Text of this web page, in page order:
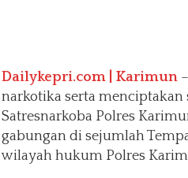
Dailykepri.com | Karimun
narkotika serta
Satresnarkoba Polres
gabungan di sejumlah
wilayah hukum Polres